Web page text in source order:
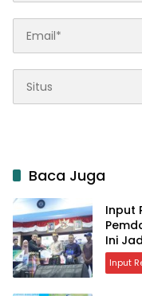
Baca Juga
Input
Ini
Input